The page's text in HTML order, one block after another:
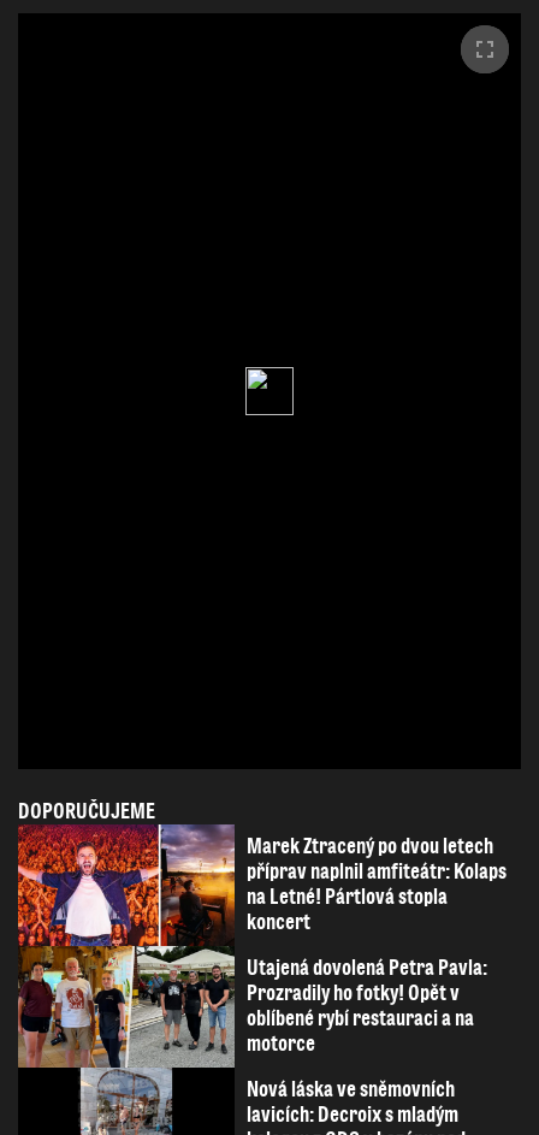
DOPORUČUJEME
Marek Ztracený po dvou letech
příprav naplnil amfiteátr: Kolaps
na Letné! Pártlová stopla
koncert
Utajená dovolená Petra Pavla:
Prozradily ho fotky! Opět v
oblíbené rybí restauraci a na
motorce
Nová láska ve sněmovních
lavicích: Decroix s mladým